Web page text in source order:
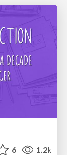
6 1.2k